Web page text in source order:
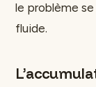
le problème
fluide.